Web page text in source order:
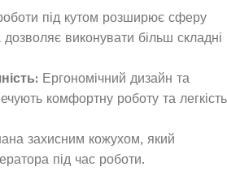
під кутом розширює сферу
виконувати більш складні
Ергономічний дизайн та
комфортну роботу та легкість
захисним кожухом, який
під час роботи.